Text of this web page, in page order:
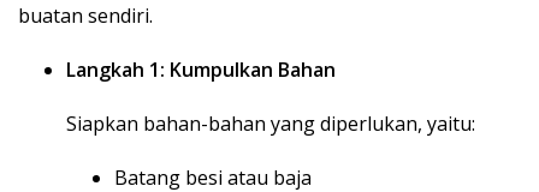
buatan sendiri.
Langkah 1: Kumpulkan Bahan
Siapkan bahan-bahan yang diperlukan, yaitu:
Batang besi atau baja